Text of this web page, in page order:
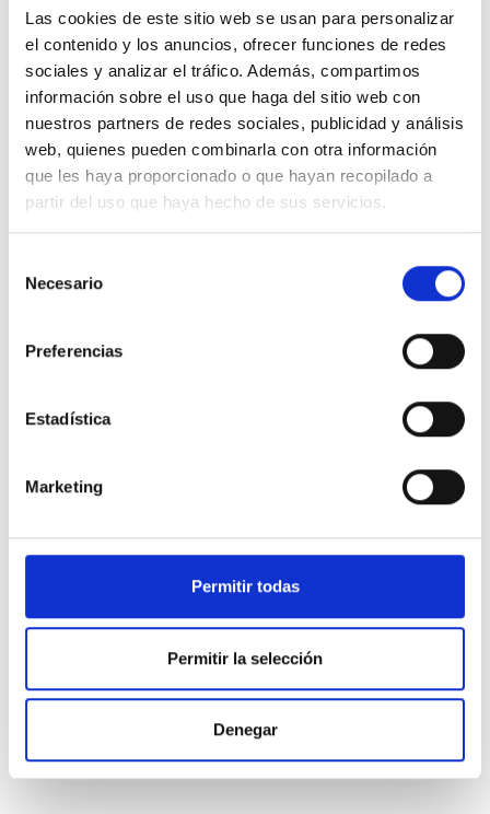
Las cookies de este sitio web se usan para personalizar
el contenido y los anuncios, ofrecer funciones de redes
sociales y analizar el tráfico. Además, compartimos
información sobre el uso que haga del sitio web con
nuestros partners de redes sociales, publicidad y análisis
web, quienes pueden combinarla con otra información
que les haya proporcionado o que hayan recopilado a
partir del uso que haya hecho de sus servicios.
Necesario
Preferencias
Estadística
Marketing
Permitir todas
Permitir la selección
Denegar
Hoy dejo que la visión de Cristo contemple
todas las cosaspor mí, y que en lugar de
juzgarlas, les conceda a cada unaunmilagro de
amor.
1.Así quiero liberar todas las cosas que veo;
manera obedezco la ley del
dando lo que
porquelohe elegido como el regalo que quiero
dar. Padre, Tus regalos son míos. Cada regalo
que acepto me concede un milagro que puedo
dar. Y al dar tal como quiero recibir, comprendo
que Tus milagros de curación me pertenecen.
Nuestro Padre conoce nuestras necesidades,
y nos concede la gracia para satisfacerlas todas.
para bendecir al mundo y sanar nuestras men­tes
según regresamos a Él.